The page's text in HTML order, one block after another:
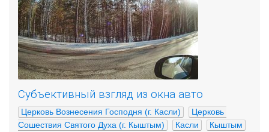
Субъективный взгляд из окна авто
Церковь Вознесения Господня (г. Касли)
Церковь
Сошествия Святого Духа (г. Кыштым)
Касли
Кыштым